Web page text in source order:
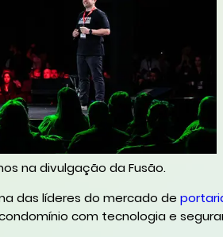
na divulgação da Fusão.
das líderes do mercado de
com tecnologia e